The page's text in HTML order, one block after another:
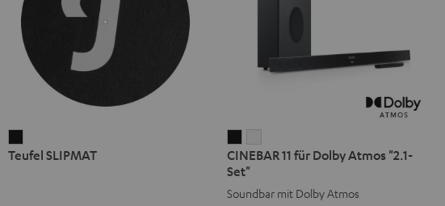
SLIPMAT
Teufel SLIPMAT
11
für
Dolby
11
Dolby
CINEBAR 11 für Dolby Atmos "2.1-
Set"
Soundbar mit Dolby Atmos